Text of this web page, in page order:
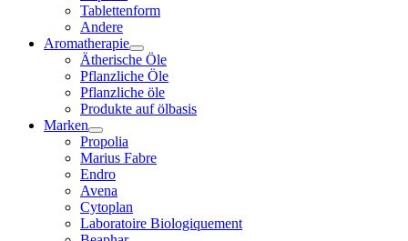
Tablettenform
Andere
Aromatherapie
Ätherische Öle
Pflanzliche Öle
Pflanzliche öle
Produkte auf ölbasis
Marken
Propolia
Marius Fabre
Endro
Avena
Cytoplan
Laboratoire Biologiquement